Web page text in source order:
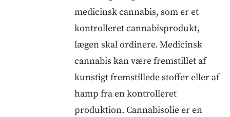
medicinsk cannabis, som er et
kontrolleret cannabisprodukt,
lægen skal ordinere. Medicinsk
cannabis kan være fremstillet af
kunstigt fremstillede stoffer eller af
hamp fra en kontrolleret
produktion. Cannabisolie er en